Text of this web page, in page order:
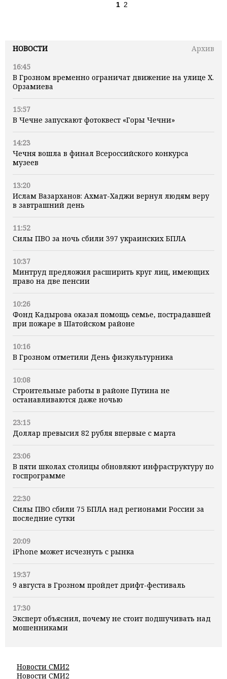
НОВОСТИ
Архив
16:45
В Грозном временно ограничат движение на улице Х.
Орзамиева
15:57
В Чечне запускают фотоквест «Горы Чечни»
14:23
Чечня вошла в финал Всероссийского конкурса
музеев
13:20
Ислам Вазарханов: Ахмат-Хаджи вернул людям веру
в завтрашний день
11:52
Силы ПВО за ночь сбили 397 украинских БПЛА
10:37
Минтруд предложил расширить круг лиц, имеющих
право на две пенсии
10:26
Фонд Кадырова оказал помощь семье, пострадавшей
при пожаре в Шатойском районе
10:16
В Грозном отметили День физкультурника
10:08
Строительные работы в районе Путина не
останавливаются даже ночью
23:15
Доллар превысил 82 рубля впервые с марта
23:06
В пяти школах столицы обновляют инфраструктуру по
госпрограмме
22:30
Силы ПВО сбили 75 БПЛА над регионами России за
последние сутки
20:09
iPhone может исчезнуть с рынка
19:37
9 августа в Грозном пройдет дрифт-фестиваль
17:30
Эксперт объяснил, почему не стоит подшучивать над
мошенниками
Новости СМИ2
Новости СМИ2
1 2